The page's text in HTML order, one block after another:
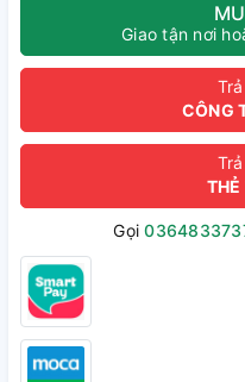
Giao tận nơi
CÔNG
THẺ
Gọi